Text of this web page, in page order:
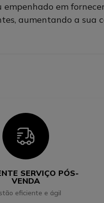
em
aumentando a
Icon
SERVIÇO PÓS-
VENDA
eficiente e ágil